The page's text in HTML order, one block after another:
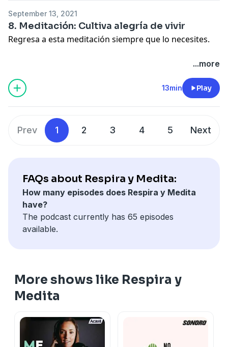
Sigue a @sonoromedia en todas las redes.
Learn more about your ad choices. Visit
megaphone.fm/adchoices
September 13, 2021
8. Meditación: Cultiva alegría de vivir
Regresa a esta meditación siempre que lo necesites.
Sigue a @sonoromedia en todas las redes.
megaphone.fm/adchoices
...more
13min Play
Prev 1 2 3 4 5 Next
FAQs about Respira y Medita:
How many episodes does Respira y Medita
have?
The podcast currently has 65 episodes
available.
More shows like Respira y
Medita